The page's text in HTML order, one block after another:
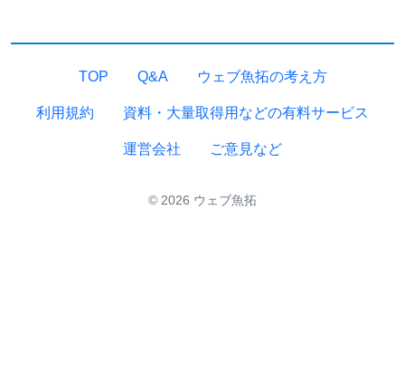
TOP Q&A ウェブ魚拓の考え方
利用規約 資料・大量取得用などの有料サービス
運営会社 ご意見など
© 2026 ウェブ魚拓